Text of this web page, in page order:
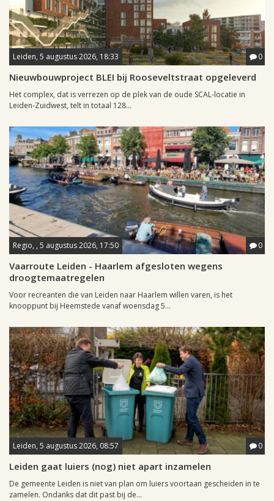
Leiden, 5 augustus 2026, 18:33 0
Nieuwbouwproject BLEI bij Rooseveltstraat opgeleverd
Het complex, dat is verrezen op de plek van de oude SCAL-locatie in
Leiden-Zuidwest, telt in totaal 128...
Regio, , 5 augustus 2026, 17:50 0
Vaarroute Leiden - Haarlem afgesloten wegens
droogtemaatregelen
Voor recreanten die van Leiden naar Haarlem willen varen, is het
knooppunt bij Heemstede vanaf woensdag 5...
Leiden, 5 augustus 2026, 08:57 0
Leiden gaat luiers (nog) niet apart inzamelen
De gemeente Leiden is niet van plan om luiers voortaan gescheiden in te
zamelen. Ondanks dat dit past bij de...